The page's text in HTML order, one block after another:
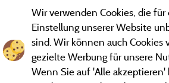
Wir verwenden Cookies, die
Einstellung unserer Website
sind. Wir können auch Cookies
gezielte Werbung für unsere
Wenn Sie auf 'Alle